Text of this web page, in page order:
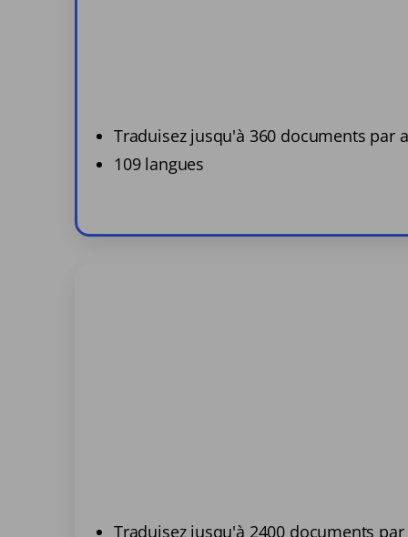
Traduisez jusqu'à 360 documents par
109 langues
Traduisez jusqu'à 2400 documents